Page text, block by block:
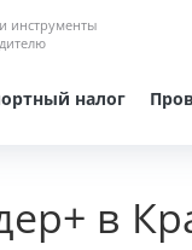
инструменты
налог
в